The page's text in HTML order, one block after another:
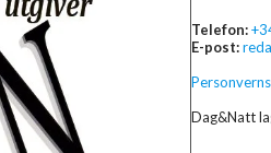
Telefon:
E-post:
Dag&Natt